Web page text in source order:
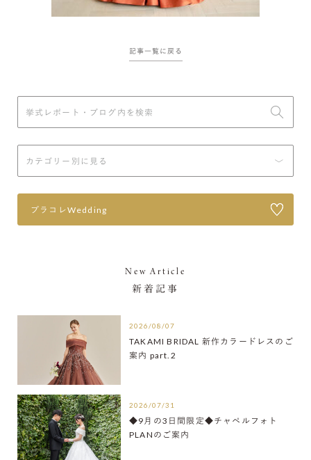
記事一覧に戻る
プラコレWedding
New Article
新着記事
2026/08/07
TAKAMI BRIDAL 新作カラードレスのご
案内 part.2
2026/07/31
◆9月の3日間限定◆チャペルフォト
PLANのご案内